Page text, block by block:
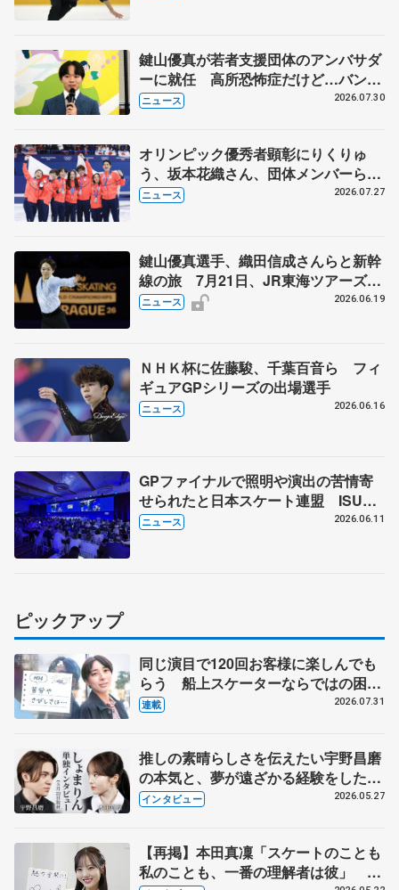
鍵山優真が若者支援団体のアンバサダ
ーに就任 高所恐怖症だけど…バンジ
ージャンプに挑戦も？
ニュース 2026.07.30
オリンピック優秀者顕彰にりくりゅ
う、坂本花織さん、団体メンバーら
8月7日に文科省が表彰式、ブルーノ・
ニュース 2026.07.27
鍵山優真選手、織田信成さんらと新幹
線の旅 7月21日、JR東海ツアーズが
「THE REVUE ON SHINKANSEN」
ニュース 2026.06.19
ＮＨＫ杯に佐藤駿、千葉百音ら フィ
ギュアGPシリーズの出場選手
ニュース 2026.06.16
GPファイナルで照明や演出の苦情寄
せられたと日本スケート連盟 ISU総
会で発言「スケーター見たいファンに
ニュース 2026.06.11
ピックアップ
同じ演目で120回お客様に楽しんでも
らう 船上スケーターならではの困難
とは 影響あったPIW前キャプテン松
連載 2026.07.31
推しの素晴らしさを伝えたい宇野昌磨
の本気と、夢が遠ざかる経験をした本
田真凜の覚悟
インタビュー 2026.05.27
【再掲】本田真凜「スケートのことも
私のことも、一番の理解者は彼」 引